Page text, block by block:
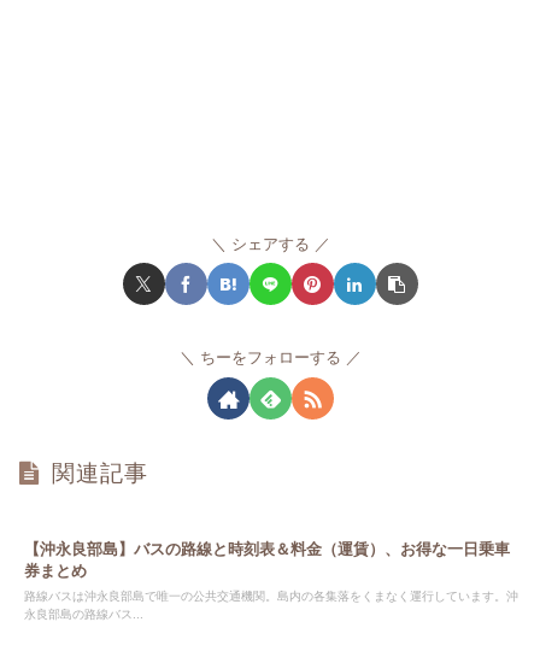
シェアする
ちーをフォローする
関連記事
【沖永良部島】バスの路線と時刻表＆料金（運賃）、お得な一日乗車
券まとめ
路線バスは沖永良部島で唯一の公共交通機関。島内の各集落をくまなく運行しています。沖
永良部島の路線バス...